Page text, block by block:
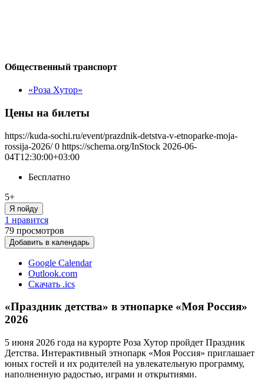
Общественный транспорт
«Роза Хутор»
Цены на билеты
https://kuda-sochi.ru/event/prazdnik-detstva-v-etnoparke-moja-
rossija-2026/ 0 https://schema.org/InStock 2026-06-
04T12:30:00+03:00
Бесплатно
5+
Я пойду
1 нравится
79 просмотров
Добавить в календарь
Google Calendar
Outlook.com
Скачать .ics
«Праздник детства» в этнопарке «Моя Россия»
2026
5 июня 2026 года на курорте Роза Хутор пройдет Праздник
Детства. Интерактивный этнопарк «Моя Россия» приглашает
юных гостей и их родителей на увлекательную программу,
наполненную радостью, играми и открытиями.